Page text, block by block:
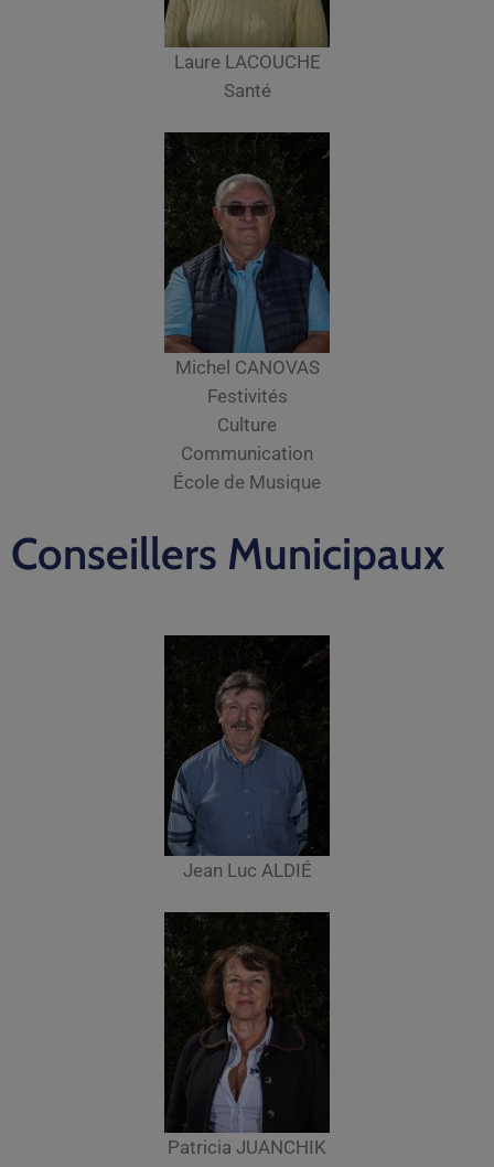
Laure LACOUCHE
Santé
Michel CANOVAS
Festivités
Culture
Communication
École de Musique
Conseillers Municipaux
Jean Luc ALDIÉ
Patricia JUANCHIK